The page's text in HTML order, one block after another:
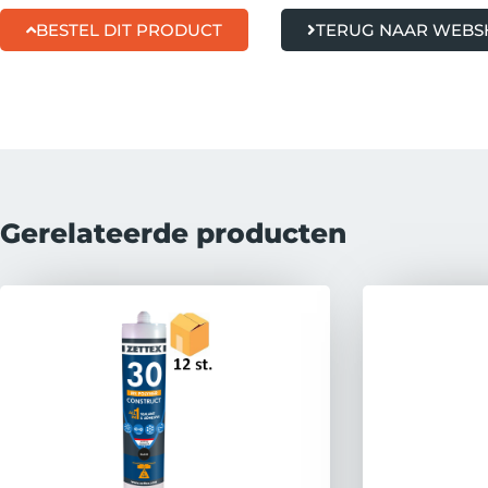
BESTEL DIT PRODUCT TERUG NAAR
Gerelateerde producten